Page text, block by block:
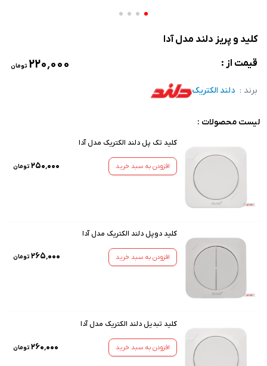
کلید و پریز دلند مدل آدا
قیمت از :
۲۲۰٬۰۰۰ تومان
برند : دلند الکتریک
لیست محصولات :
کلید تک پل دلند الکتریک مدل آدا
افزودن به سبد خرید ۲۵۰٬۰۰۰ تومان
کلید دوپل دلند الکتریک مدل آدا
افزودن به سبد خرید ۲۶۵٬۰۰۰ تومان
کلید تبدیل دلند الکتریک مدل آدا
افزودن به سبد خرید ۲۶۰٬۰۰۰ تومان